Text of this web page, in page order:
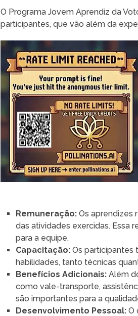
O Programa Jovem Aprendiz da
participantes, que vão além da
Remuneração: Os aprendizes
das atividades exercidas. Essa
para a equipe.
Capacitação: Os participantes
habilidades, tanto técnicas
Benefícios Adicionais: Além
como vale-transporte,
são importantes para a
Desenvolvimento Pessoal: O